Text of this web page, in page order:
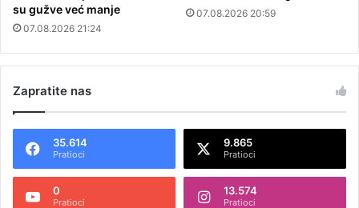
su gužve već manje
07.08.2026 21:24
07.08.2026 20:59
Zapratite nas
35.614
Pratioci
9.865
Pratioci
0
Pratioci
13.574
Pratioci